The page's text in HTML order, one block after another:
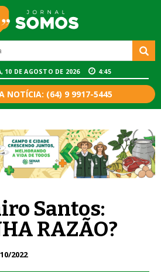
10 DE AGOSTO DE 2026 4:45
NOTÍCIA: (64) 9 9917-5445
Santos:
RAZÃO?
2022